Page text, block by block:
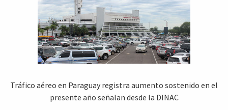
Tráfico aéreo en Paraguay registra aumento sostenido en el
presente año señalan desde la DINAC